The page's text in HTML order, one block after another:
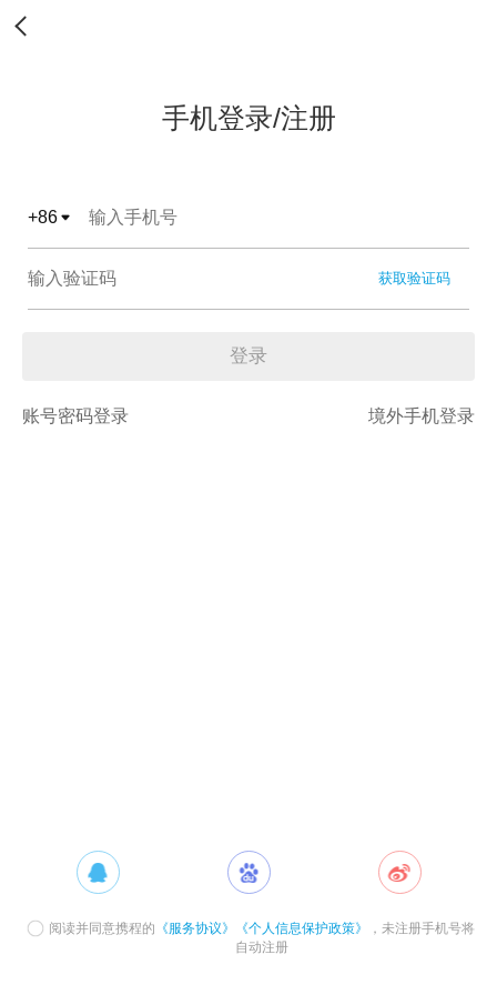
手机登录/注册
+86
获取验证码
登录
账号密码登录 境外手机登录
阅读并同意携程的 《服务协议》 《个人信息保护政策》
，未注册手机号将
自动注册